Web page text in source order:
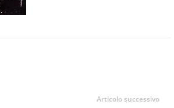
Articolo successivo